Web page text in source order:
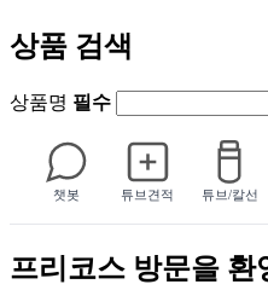
상품 검색
상품명 필수
챗봇 튜브견적 튜브/칼선
프리코스 방문을 환